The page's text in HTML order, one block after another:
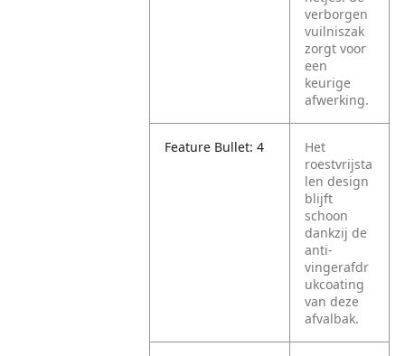
verborgen
vuilniszak
zorgt voor
een
keurige
afwerking.
Feature Bullet: 4
Het
roestvrijsta
len design
blijft
schoon
dankzij de
anti-
vingerafdr
ukcoating
van deze
afvalbak.